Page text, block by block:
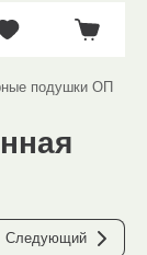
подушки ОП
Следующий